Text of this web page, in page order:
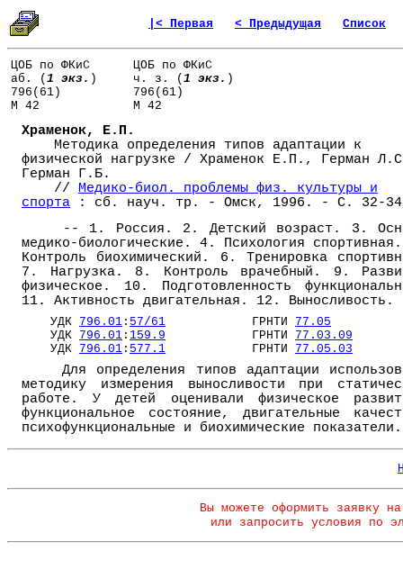
|< Первая < Предыдущая Список
ЦОБ по ФКиС
аб. ( 1 экз. )
796(61)
М 42
ЦОБ по ФКиС
ч. з. ( 1 экз. )
796(61)
М 42
Храменок, Е.П.
Методика определения типов адаптации к
физической нагрузке / Храменок Е.П., Герман
Герман Г.Б.
// Медико-биол. проблемы физ. культуры и
спорта : сб. науч. тр. - Омск, 1996. - С. 32-
-- 1. Россия. 2. Детский возраст. 3.
медико-биологические. 4. Психология
Контроль биохимический. 6. Тренировка
7. Нагрузка. 8. Контроль врачебный. 9.
физическое. 10. Подготовленность
11. Активность двигательная. 12. Выносливость.
УДК 796.01 : 57/61 ГРНТИ 77.05
УДК 796.01 : 159.9 ГРНТИ 77.03.09
УДК 796.01 : 577.1 ГРНТИ 77.05.03
Для определения типов адаптации
методику измерения выносливости при
работе. У детей оценивали физическое
функциональное состояние, двигательные
психофункциональные и биохимические показатели.
Вы можете оформить заявку
или запросить условия по